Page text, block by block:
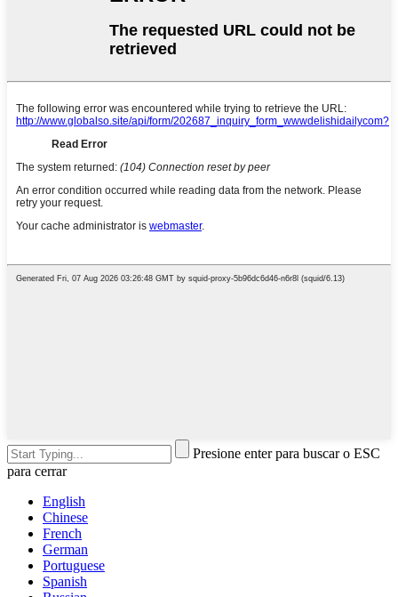
Presione enter para buscar o ESC
para cerrar
English
Chinese
French
German
Portuguese
Spanish